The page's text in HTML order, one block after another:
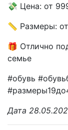
💸 Цена: от
📏 Размеры:
🎁 Отлично
семье
#обувь
Дата